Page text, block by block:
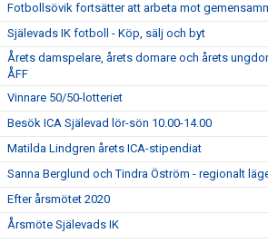
Fotbollsövik fortsätter att arbeta mot
Själevads IK fotboll - Köp, sälj och byt
Årets damspelare, årets domare och årets
ÅFF
Vinnare 50/50-lotteriet
Besök ICA Själevad lör-sön 10.00-14.00
Matilda Lindgren årets ICA-stipendiat
Sanna Berglund och Tindra Öström - regionalt
Efter årsmötet 2020
Årsmöte Själevads IK